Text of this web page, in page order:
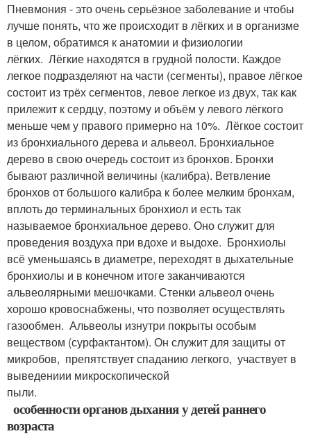
Пневмония - это очень серьёзное заболевание и чтобы
лучше понять, что же происходит в лёгких и в организме
в целом, обратимся к анатомии и физиологии
лёгких. Лёгкие находятся в грудной полости. Каждое
легкое подразделяют на части (сегменты), правое лёгкое
состоит из трёх сегментов, левое легкое из двух, так как
прилежит к сердцу, поэтому и объём у левого лёгкого
меньше чем у правого примерно на 10%. Лёгкое состоит
из бронхиального дерева и альвеол. Бронхиальное
дерево в свою очередь состоит из бронхов. Бронхи
бывают различной величины (калибра). Ветвление
бронхов от большого калибра к более мелким бронхам,
вплоть до терминальных бронхиол и есть так
называемое бронхиальное дерево. Оно служит для
проведения воздуха при вдохе и выдохе. Бронхиолы
всё уменьшаясь в диаметре, переходят в дыхательные
бронхиолы и в конечном итоге заканчиваются
альвеолярными мешочками. Стенки альвеол очень
хорошо кровоснабжены, что позволяет осуществлять
газообмен. Альвеолы изнутри покрыты особым
веществом (сурфактантом). Он служит для защиты от
микробов, препятствует спаданию легкого, участвует в
выведениии микроскопической
пыли.
особенности органов дыхания у детей раннего
возраста